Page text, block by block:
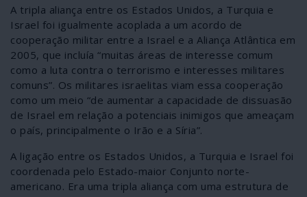
A tripla aliança entre os Estados Unidos, a Turquia e
Israel foi igualmente acoplada a um acordo de
cooperação militar entre a Israel e a Aliança Atlântica em
2005, que incluía “muitas áreas de interesse comum
como a luta contra o terrorismo e interesses militares
comuns”. Os militares israelitas viam essa cooperação
como um meio “de aumentar a capacidade de dissuasão
de Israel em relação a potenciais inimigos que ameaçam
o país, principalmente o Irão e a Síria”.
A ligação entre os Estados Unidos, a Turquia e Israel foi
coordenada pelo Estado-maior Conjunto norte-
americano. Era uma tripla aliança com uma estrutura de